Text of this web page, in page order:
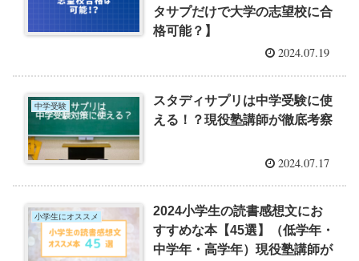
タサプだけで大学の志望校に合
格可能？】
2024.07.19
中学受験
スタディサプリは中学受験に使
える！？現役塾講師が徹底考察
2024.07.17
小学生にオススメ
2024小学生の読書感想文にお
すすめな本【45選】（低学年・
中学年・高学年）現役塾講師が